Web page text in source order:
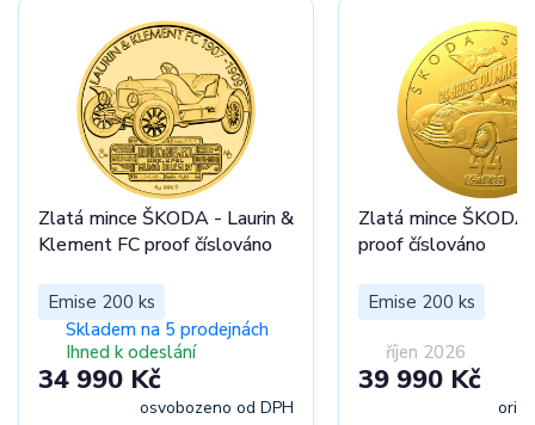
Zlatá mince ŠKODA - Laurin &
Klement FC proof číslováno
Emise 200 ks
Skladem na 5 prodejnách
Ihned k odeslání
34 990 Kč
osvobozeno od DPH
Zlatá mince
proof číslováno
Emise 200 ks
říjen 2026
39 990 Kč